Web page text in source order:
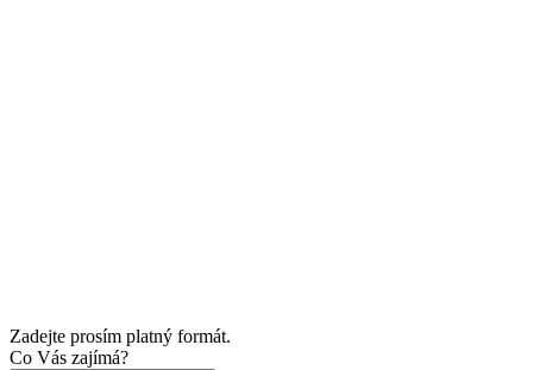
Zadejte prosím platný formát.
Co Vás zajímá?